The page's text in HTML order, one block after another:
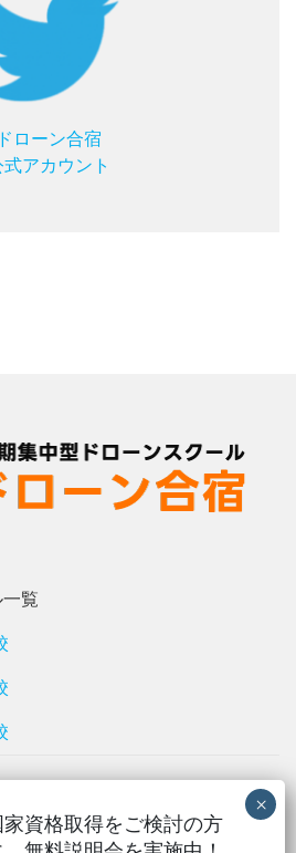
ドローン合宿
式アカウント
覧
タ」
家資格取得をご検討の方